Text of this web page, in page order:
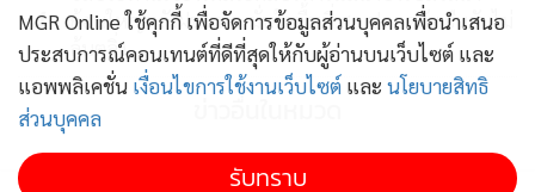
4
ก้อนใหญ่หลังฝนหนัก-มั่นใจพื้นที่ ศก.ปลอดภัย ยืนยันไม่
ล้นตลิ่ง
MGR Online ใช้คุกกี้ เพื่อจัดการข้อมูลส่วนบุคคลเพื่อนำเสนอ
ประสบการณ์คอนเทนต์ที่ดีที่สุดให้กับผู้อ่านบนเว็บไซต์ และ
แอพพลิเคชั่น เงื่อนไขการใช้งานเว็บไซต์ และ นโยบายสิทธิ
ส่วนบุคคล
รับทราบ